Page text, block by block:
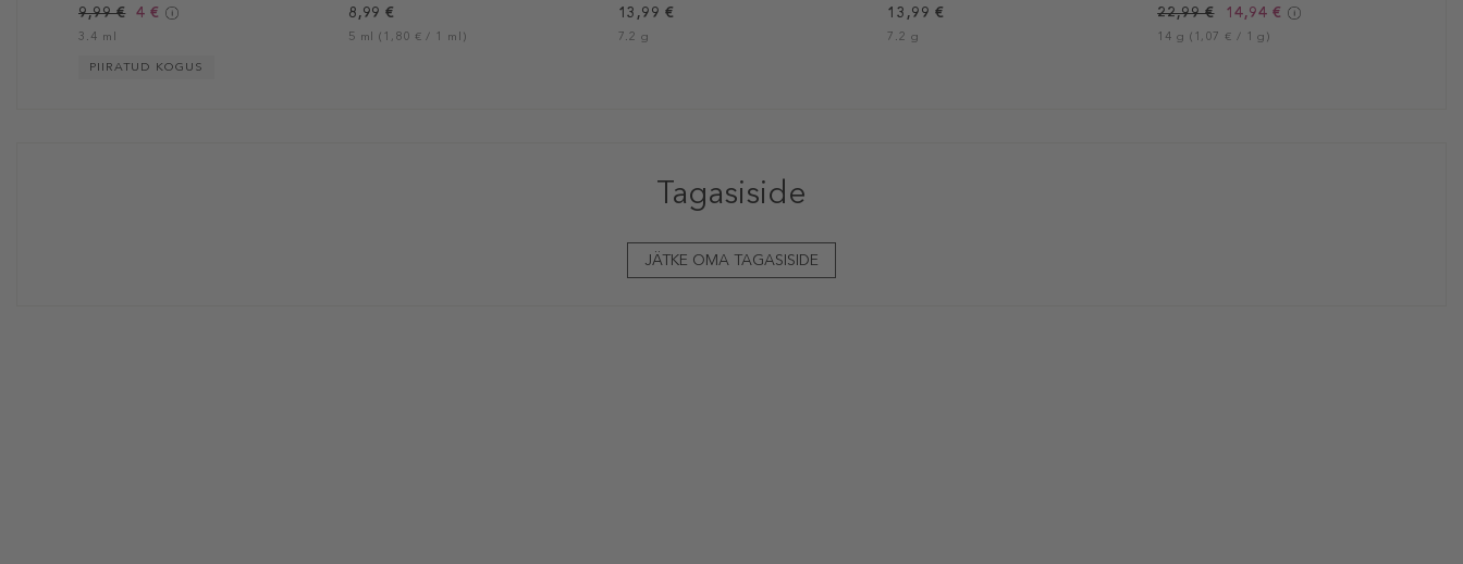
9,99 € 4 €
3.4 ml
PIIRATUD KOGUS
8,99 €
5 ml (1,80 € / 1 ml)
13,99 €
7.2 g
13,99 €
7.2 g
22,99 € 14,94 €
14 g (1,07 € / 1 g)
Tagasiside
JÄTKE OMA TAGASISIDE